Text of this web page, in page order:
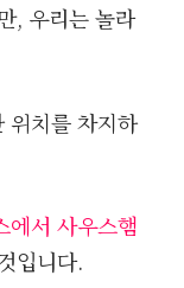
, 우리는 놀라
위치를 차지하
에서 사우스햄
입니다.